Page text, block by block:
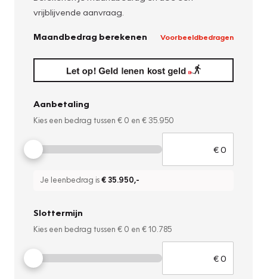
vrijblijvende aanvraag.
Maandbedrag berekenen Voorbeeldbedragen
Aanbetaling
Kies een bedrag tussen € 0 en € 35.950
Je leenbedrag is€ 35.950,-
Slottermijn
Kies een bedrag tussen € 0 en € 10.785